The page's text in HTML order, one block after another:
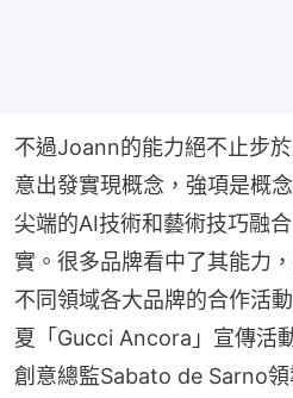
不過Joann的能力絕不止步
意出發實現概念，強項是概
尖端的AI技術和藝術技巧融
實。很多品牌看中了其能力
不同領域各大品牌的合作活
夏「Gucci Ancora」宣傳活
創意總監Sabato de Sarno領